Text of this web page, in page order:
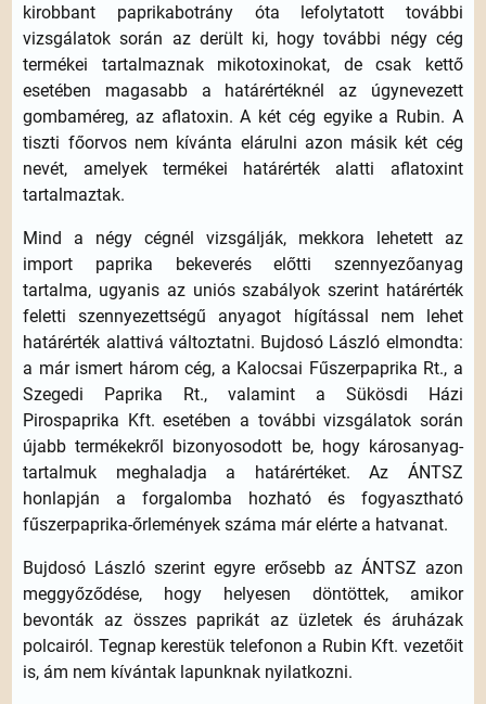
kirobbant paprikabotrány óta lefolytatott további
vizsgálatok során az derült ki, hogy további négy cég
termékei tartalmaznak mikotoxinokat, de csak kettő
esetében magasabb a határértéknél az úgynevezett
gombaméreg, az aflatoxin. A két cég egyike a Rubin. A
tiszti főorvos nem kívánta elárulni azon másik két cég
nevét, amelyek termékei határérték alatti aflatoxint
tartalmaztak.
Mind a négy cégnél vizsgálják, mekkora lehetett az
import paprika bekeverés előtti szennyezőanyag
tartalma, ugyanis az uniós szabályok szerint határérték
feletti szennyezettségű anyagot hígítással nem lehet
határérték alattivá változtatni. Bujdosó László elmondta:
a már ismert három cég, a Kalocsai Fűszerpaprika Rt., a
Szegedi Paprika Rt., valamint a Sükösdi Házi
Pirospaprika Kft. esetében a további vizsgálatok során
újabb termékekről bizonyosodott be, hogy károsanyag-
tartalmuk meghaladja a határértéket. Az ÁNTSZ
honlapján a forgalomba hozható és fogyasztható
fűszerpaprika-őrlemények száma már elérte a hatvanat.
Bujdosó László szerint egyre erősebb az ÁNTSZ azon
meggyőződése, hogy helyesen döntöttek, amikor
bevonták az összes paprikát az üzletek és áruházak
polcairól. Tegnap kerestük telefonon a Rubin Kft. vezetőit
is, ám nem kívántak lapunknak nyilatkozni.